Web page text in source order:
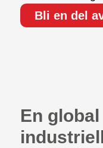
Bli en del
En